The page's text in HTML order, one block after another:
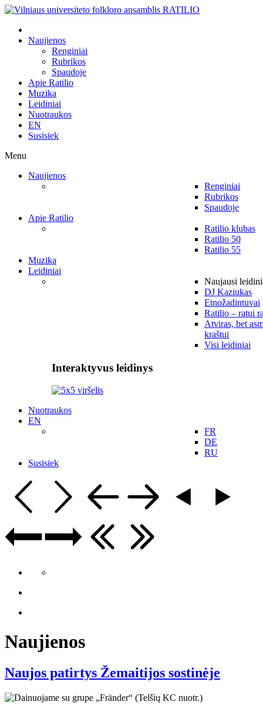
Naujienos
Renginiai
Rubrikos
Spaudoje
Apie Ratilio
Muzika
Leidiniai
Nuotraukos
EN
Susisiek
Menu
Naujienos
Renginiai
Rubrikos
Spaudoje
Apie Ratilio
Ratilio klubas
Ratilio 50
Ratilio 55
Muzika
Leidiniai
Naujausi
DJ Kaziukas
Etnožadintuvai
Ratilio – ratui
Atviras, bet
kraštui
Visi leidiniai
Interaktyvus leidinys
Nuotraukos
EN
FR
DE
RU
Susisiek
Naujienos
Naujos patirtys Žemaitijos sostinėje